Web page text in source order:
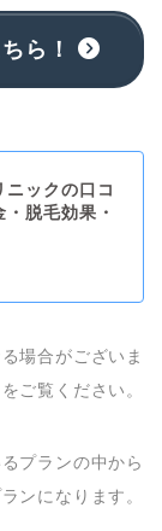
ら！
ニックの口コ
脱毛効果・
場合がございま
ご覧ください。
プランの中から
ンになります。